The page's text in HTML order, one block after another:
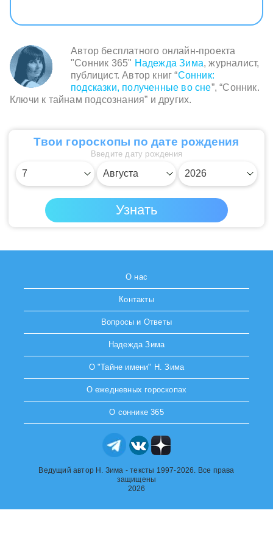
Автор бесплатного онлайн-проекта
"Сонник 365" Надежда Зима, журналист,
публицист. Автор книг “Сонник:
подсказки, полученные во сне”, “Сонник.
Ключи к тайнам подсознания” и других.
Твои гороскопы по дате рождения
Введите дату рождения
О нас
Контакты
Вопросы и Ответы
Надежда Зима
О "Тайне имени" Н. Зима
О ежедневных гороскопах
О соннике 365
Ведущий автор Н. Зима - тексты 1997-2026. Все права
защищены
2026